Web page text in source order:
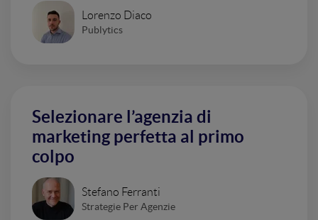
Lorenzo Diaco
Publytics
Selezionare l’agenzia di
marketing perfetta al primo
colpo
Stefano Ferranti
Strategie Per Agenzie